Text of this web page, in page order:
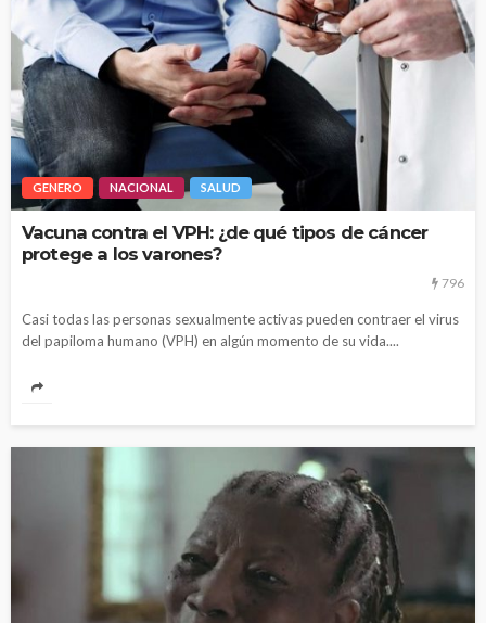
GENERO NACIONAL SALUD
Vacuna contra el VPH: ¿de qué tipos de cáncer
protege a los varones?
796
Casi todas las personas sexualmente activas pueden contraer el virus
del papiloma humano (VPH) en algún momento de su vida....